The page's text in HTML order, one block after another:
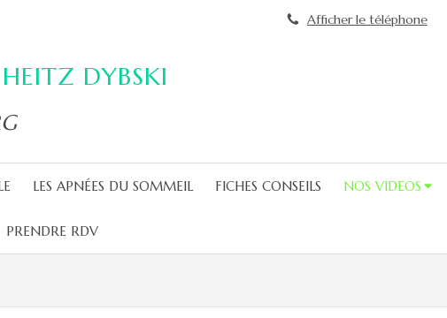
Afficher le téléphone
DYBSKI
LES APNÉES DU SOMMEIL FICHES CONSEILS NOS VIDEOS
PRENDRE RDV